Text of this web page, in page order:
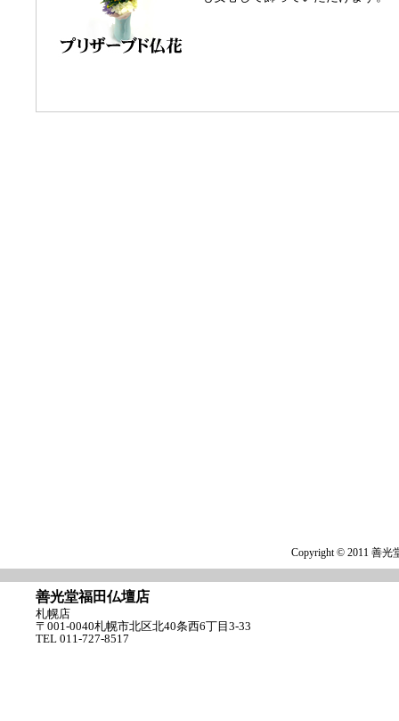
Copyright © 2011 善光
善光堂福田仏壇店
札幌店
〒001-0040札幌市北区北40条西6丁目3-33
TEL 011-727-8517